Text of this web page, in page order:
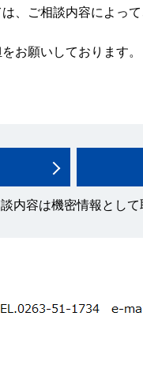
、ご相談内容によっ
お願いしております。
内容は機密情報とし